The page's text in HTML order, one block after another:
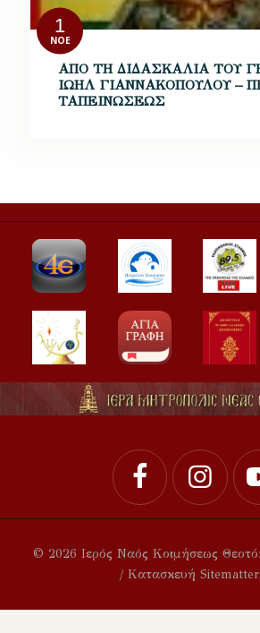
1
ΝΟΈ
ΑΠΟ ΤΗ ΔΙΔΑΣΚΑΛΙΑ ΤΟΥ
ΙΩΗΛ ΓΙΑΝΝΑΚΟΠΟΥΛΟΥ –
ΤΑΠΕΙΝΩΣΕΩΣ
© 2026 Ιερός Ναός Κοιμήσεως
/ Κατασκευή